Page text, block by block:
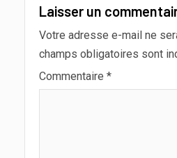
Laisser un
Votre adresse e-mail ne
champs obligatoires sont
Commentaire *